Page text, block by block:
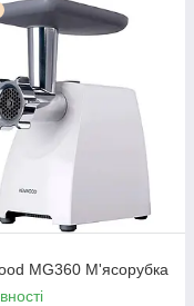
MG360 М'ясорубка